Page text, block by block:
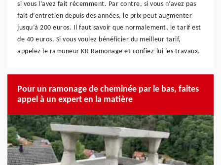
si vous l’avez fait récemment. Par contre, si vous n’avez pas
fait d’entretien depuis des années, le prix peut augmenter
jusqu’à 200 euros. Il faut savoir que normalement, le tarif est
de 40 euros. Si vous voulez bénéficier du meilleur tarif,
appelez le ramoneur KR Ramonage et confiez-lui les travaux.
Pour un ramonage de cheminée par le bas, faites
appel à un expert en la matière